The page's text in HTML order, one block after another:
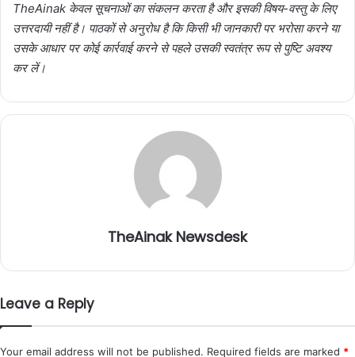
TheAinak केवल सूचनाओं का संकलन करता है और इसकी विषय-वस्तु के लिए
उत्तरदायी नहीं है। पाठकों से अनुरोध है कि किसी भी जानकारी पर भरोसा करने या
उसके आधार पर कोई कार्रवाई करने से पहले उसकी स्वतंत्र रूप से पुष्टि अवश्य
कर लें।
TheAinak Newsdesk
Leave a Reply
Your email address will not be published. Required fields are marked *